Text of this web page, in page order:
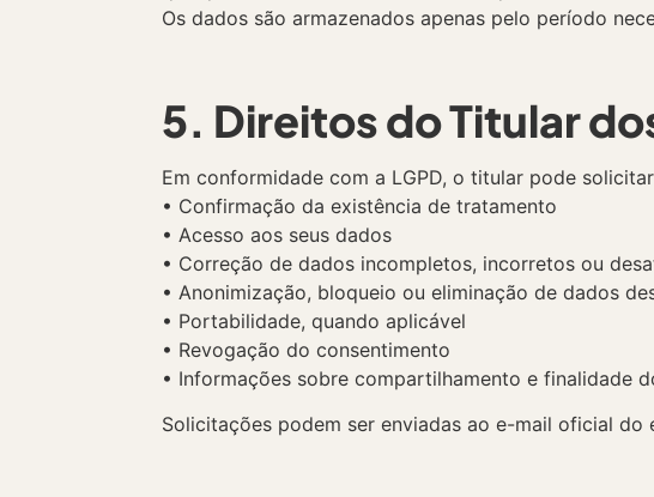
Os dados são armazenados apenas pelo período
5. Direitos do Titular
Em conformidade com a LGPD, o titular pode
• Confirmação da existência de tratamento
• Acesso aos seus dados
• Correção de dados incompletos, incorretos ou
• Anonimização, bloqueio ou eliminação de dados
• Portabilidade, quando aplicável
• Revogação do consentimento
• Informações sobre compartilhamento e finalidade
Solicitações podem ser enviadas ao e-mail oficial do